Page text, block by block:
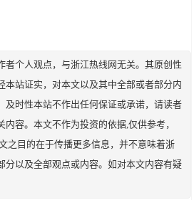
者个人观点，与浙江热线网无关。其原创性
本站证实，对本文以及其中全部或者部分内
及时性本站不作出任何保证或承诺，请读者
容。本文不作为投资的依据,仅供参考，
之目的在于传播更多信息，并不意味着浙
分以及全部观点或内容。如对本文内容有疑